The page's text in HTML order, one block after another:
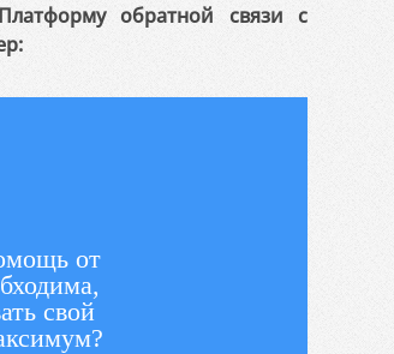
обратной связи с
от
свой